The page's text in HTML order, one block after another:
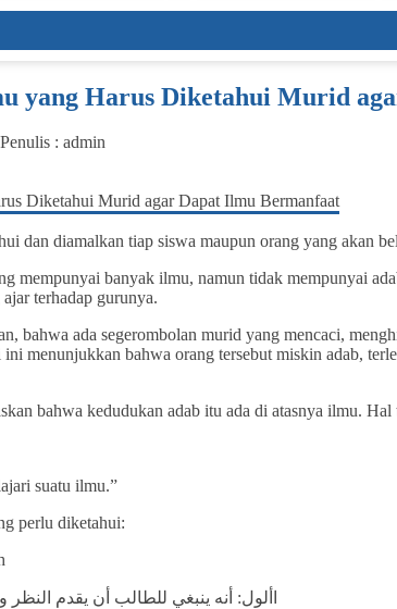
yang Harus Diketahui Murid
: admin
dan diamalkan tiap siswa maupun orang yang akan
mempunyai banyak ilmu, namun tidak mempunyai
terhadap gurunya.
bahwa ada segerombolan murid yang mencaci,
menunjukkan bahwa orang tersebut miskin adab,
bahwa kedudukan adab itu ada di atasnya ilmu.
suatu ilmu.”
perlu diketahui:
األول: أنه ينبغي للطالب أن يقدم